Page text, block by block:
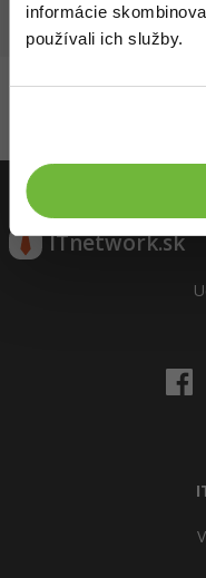
informácie
používali ich služby.
ITnetwork.sk